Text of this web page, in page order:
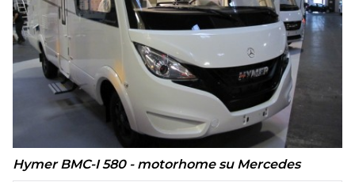
Hymer BMC-I 580 - motorhome su Mercedes